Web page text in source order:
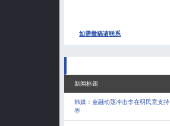
如需撤稿请联系
新闻标题
韩媒：金融动荡冲击李在明民意支持
率